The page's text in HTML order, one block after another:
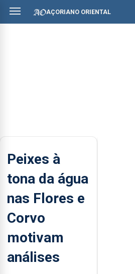
AÇORIANO ORIENTAL
Peixes à
tona da água
nas Flores e
Corvo
motivam
análises